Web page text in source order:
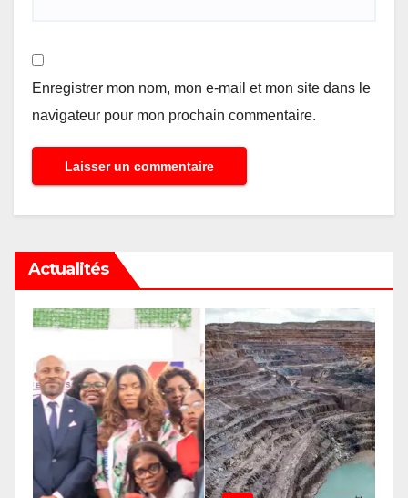
Enregistrer mon nom, mon e-mail et mon site dans le
navigateur pour mon prochain commentaire.
Actualités